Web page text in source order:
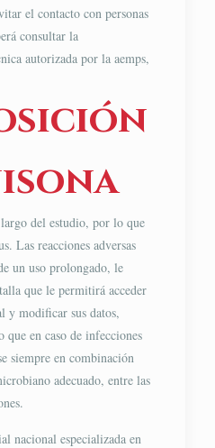
el contacto con personas
consultar la
autorizada por la aemps,
del estudio, por lo que
Las reacciones adversas
un uso prolongado, le
que le permitirá acceder
y modificar sus datos,
en caso de infecciones
siempre en combinación
adecuado, entre las
nacional especializada en